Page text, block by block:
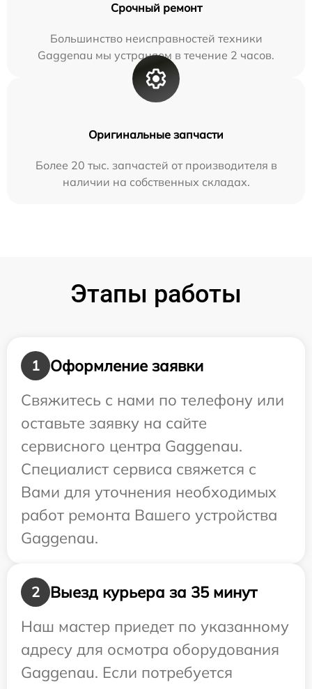
Срочный ремонт
Большинство неисправностей техники
Gaggenau мы устраняем в течение 2 часов.
Оригинальные запчасти
Более 20 тыс. запчастей от производителя в
наличии на собственных складах.
Этапы работы
1
Оформление заявки
Свяжитесь с нами по телефону или
оставьте заявку на сайте
сервисного центра Gaggenau.
Специалист сервиса свяжется с
Вами для уточнения необходимых
работ ремонта Вашего устройства
Gaggenau.
2
Выезд курьера за 35 минут
Наш мастер приедет по указанному
адресу для осмотра оборудования
Gaggenau. Если потребуется